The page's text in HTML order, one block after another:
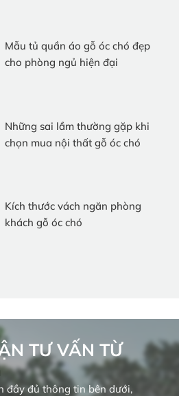
Mẫu tủ quần áo gỗ óc chó đẹp
cho phòng ngủ hiện đại
Những sai lầm thường gặp khi
chọn mua nội thất gỗ óc chó
Kích thước vách ngăn phòng
khách gỗ óc chó
TƯ VẤN TỪ
đầy đủ thông tin bên dưới,